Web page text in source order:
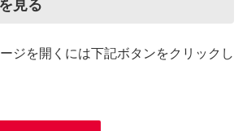
見る
ジを開くには下記ボタンをクリックし